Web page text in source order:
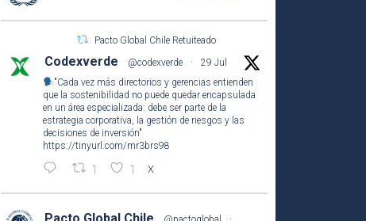
Pacto Global Chile Retuiteado
Codexverde @codexverde ·
29 Jul
"Cada vez más directorios y gerencias entienden
que la sostenibilidad no puede quedar encapsulada
en un área especializada: debe ser parte de la
estrategia corporativa, la gestión de riesgos y las
decisiones de inversión"
https://tinyurl.com/mr3brs98
1 1 X